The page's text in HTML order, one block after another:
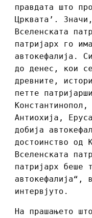
правдата што
Црквата’.
Вселенската
патријарх го
автокефалија.
до денес, кои
древните,
петте
Константинопол,
Антиохија,
добија
достоинство од
Вселенската
патријарх беше
автокефалија“,
интервјуто.
На прашањето